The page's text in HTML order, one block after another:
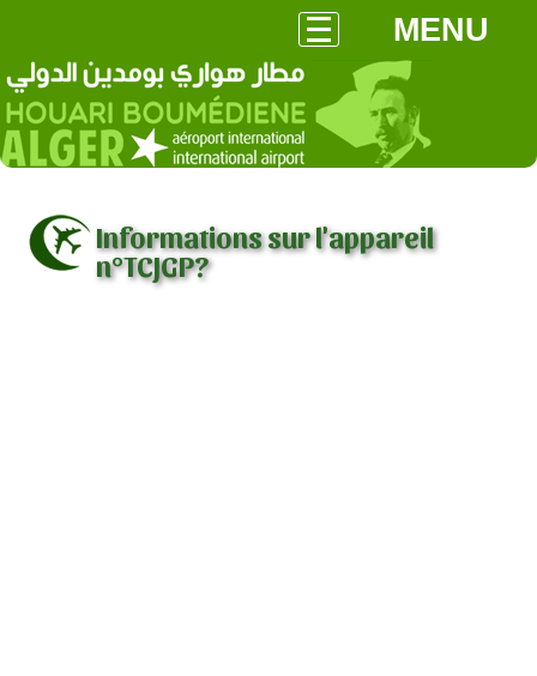
MENU
Informations sur l'appareil
n°TCJGP?